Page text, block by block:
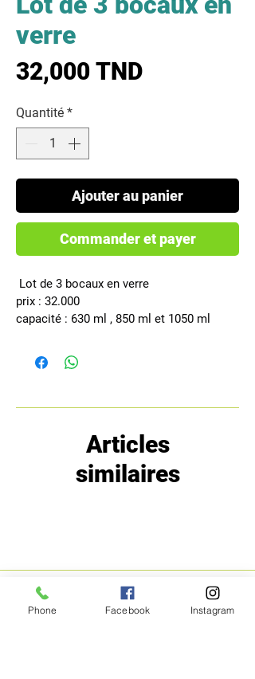
verre
32,000 TNDPrix
Quantité *
Ajouter au panier
Commander et payer
Lot de 3 bocaux en verre
prix : 32.000
capacité : 630 ml , 850 ml et 1050 ml
Articles
similaires
MENU POLITIQUE
Phone Facebook Instagram